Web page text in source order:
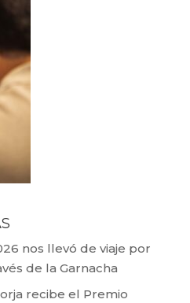
nos llevó de viaje por
de la Garnacha
recibe el Premio